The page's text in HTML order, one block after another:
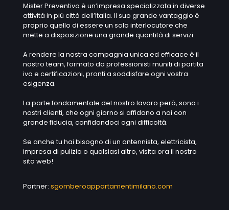
Mister Preventivo è un’impresa specializzata in diverse
attività in più città dell’Italia. Il suo grande vantaggio è
proprio quello di essere un solo interlocutore che
mette a disposizione una grande quantità di servizi.
A rendere la nostra compagnia unica ed efficace è il
nostro team, formato da professionisti muniti di partita
iva e certificazioni, pronti a soddisfare ogni vostra
esigenza.
La parte fondamentale del nostro lavoro però, sono i
nostri clienti, che ogni giorno si affidano a noi con
grande fiducia, confidandoci ogni difficoltà.
Se anche tu hai bisogno di un antennista, elettricista,
impresa di pulizia o qualsiasi altro, visita ora il nostro
sito web!
Partner: sgomberoappartamentimilano.com